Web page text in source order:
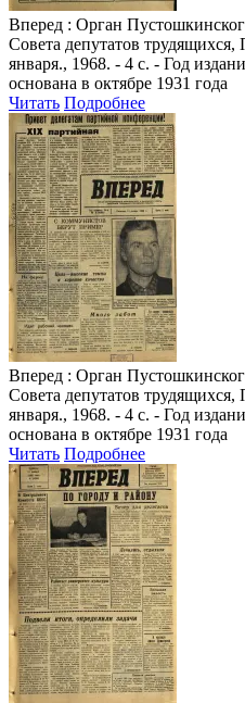
Вперед : Орган
Совета депутатов
января., 1968. - 4 с. - Год
основана в октябре 1931 года
Читать Подробнее
Вперед : Орган
Совета депутатов
января., 1968. - 4 с. - Год
основана в октябре 1931 года
Читать Подробнее